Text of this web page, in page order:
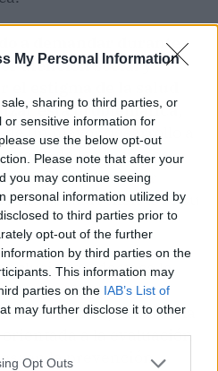
My Personal Information
sharing to third parties, or
or sensitive information for
use the below opt-out
Please note that after your
you may continue seeing
personal information utilized by
to third parties prior to
opt-out of the further
by third parties on the
This information may
parties on the IAB’s List of
may further disclose it to other
Opt Outs
a demandar durante
atención social y
esta problemática
de un mayor desarrollo a
y de los recursos
dificultades y ser
desarrollen todo su
destaca la
medidas de
la evidencia, tanto en la
a la evaluación
en la prevención